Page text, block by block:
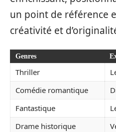
un point de référence
créativité et
Genres
Thriller
Comédie romantique
Fantastique
Drame historique